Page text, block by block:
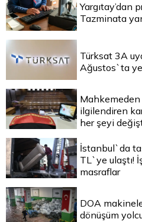
Yargıtay’dan
Tazminata
Türksat 3A
Ağustos`ta
Mahkemeden
ilgilendiren
her şeyi
İstanbul`da
TL`ye ulaştı!
masraflar
DOA
dönüşüm